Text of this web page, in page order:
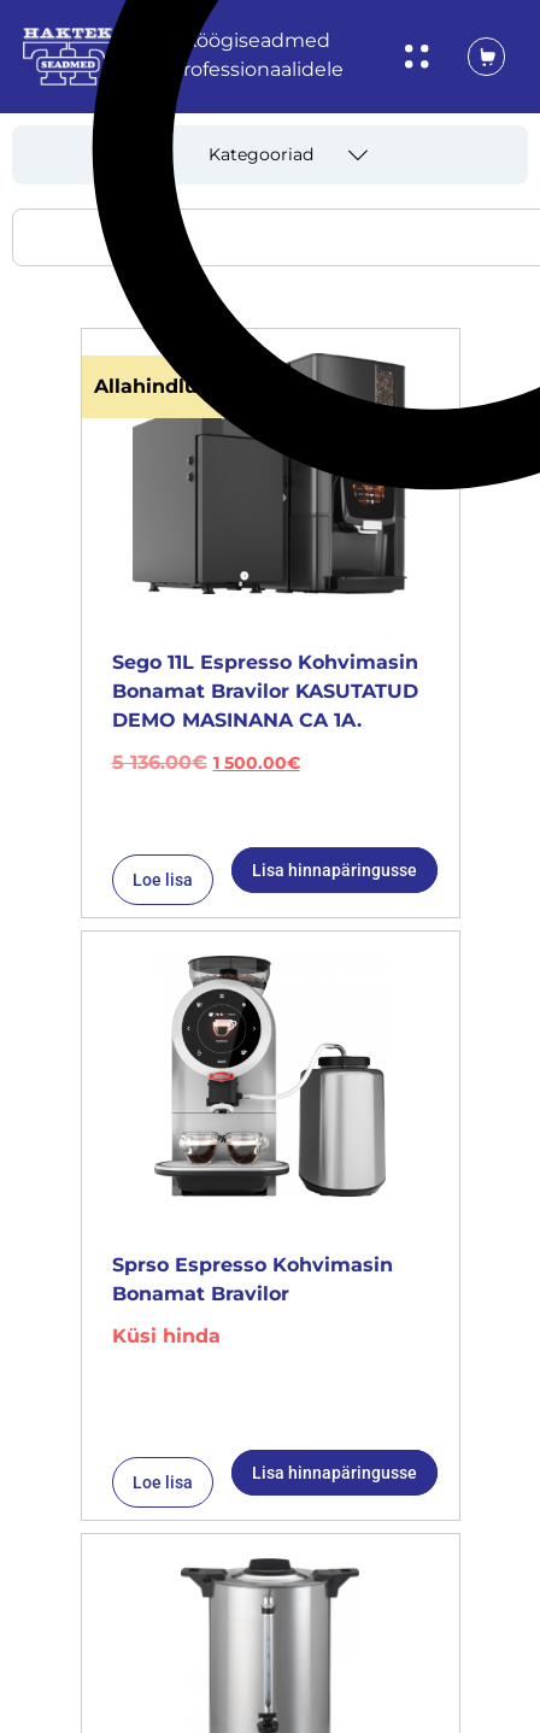
Köögiseadmed
professionaalidele
Kategooriad
Allahindlus!
Sego 11L Espresso Kohvimasin
Bonamat Bravilor KASUTATUD
DEMO MASINANA CA 1A.
5 136.00€ 1 500.00€
Loe lisa Lisa hinnapäringusse
Sprso Espresso Kohvimasin
Bonamat Bravilor
Küsi hinda
Loe lisa Lisa hinnapäringusse